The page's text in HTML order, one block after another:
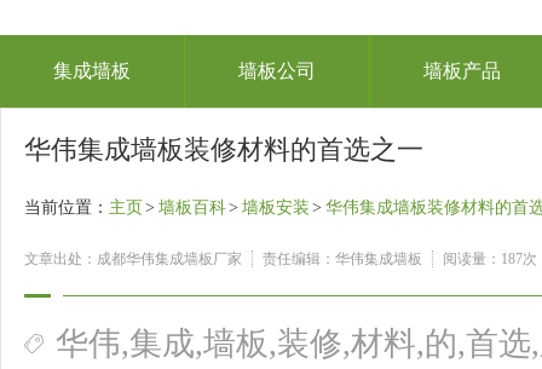
集成墙板 墙板公司 墙板产品
华伟集成墙板装修材料的首选之一
当前位置： 主页 > 墙板百科> 墙板安装 > 华伟集成墙板装修材料的首
文章出处：成都华伟集成墙板厂家 责任编辑：华伟集成墙板 阅读量： 187次
华伟,集成,墙板,装修,材料,的,首选